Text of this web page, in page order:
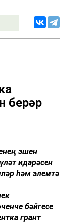
берәр
эшен
идарәсен
һәм элемтә
бәйгесе
грант